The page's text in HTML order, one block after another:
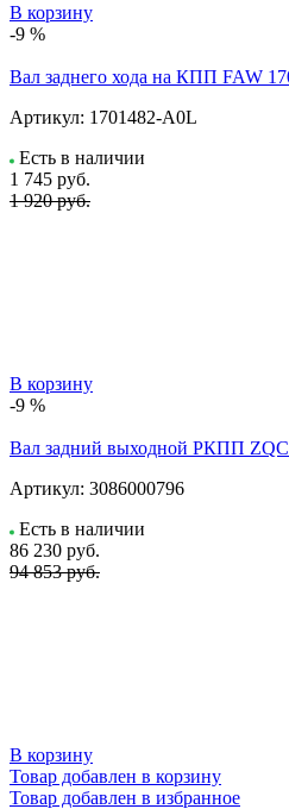
В корзину
-9 %
Вал заднего хода на КПП FAW
Артикул: 1701482-A0L
Есть в наличии
1 745 руб.
1 920 руб.
В корзину
-9 %
Вал задний выходной РКПП
Артикул: 3086000796
Есть в наличии
86 230 руб.
94 853 руб.
В корзину
Товар добавлен в корзину
Товар добавлен в избранное